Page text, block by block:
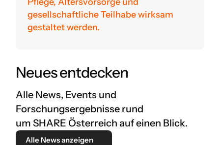
gesellschaftliche Teilhabe wirksam
gestaltet werden.
Neues entdecken
Alle News, Events und
Forschungsergebnisse rund
um SHARE Österreich auf einen Blick.
Alle News anzeigen